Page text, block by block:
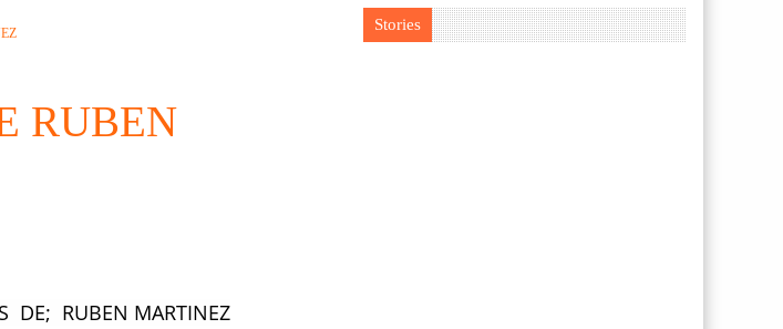
RUBEN
DE; RUBEN MARTINEZ
Stories